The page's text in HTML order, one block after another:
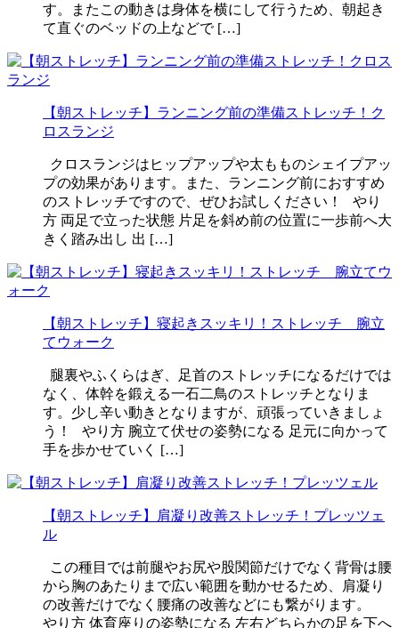
す。またこの動きは身体を横にして行うため、朝起き
て直ぐのベッドの上などで […]
【朝ストレッチ】ランニング前の準備ストレッチ！ク
ロスランジ
クロスランジはヒップアップや太もものシェイプアッ
プの効果があります。また、ランニング前におすすめ
のストレッチですので、ぜひお試しください！ やり
方 両足で立った状態 片足を斜め前の位置に一歩前へ大
きく踏み出し 出 […]
【朝ストレッチ】寝起きスッキリ！ストレッチ 腕立
てウォーク
腿裏やふくらはぎ、足首のストレッチになるだけでは
なく、体幹を鍛える一石二鳥のストレッチとなりま
す。少し辛い動きとなりますが、頑張っていきましょ
う！ やり方 腕立て伏せの姿勢になる 足元に向かって
手を歩かせていく […]
【朝ストレッチ】肩凝り改善ストレッチ！プレッツェ
ル
この種目では前腿やお尻や股関節だけでなく背骨は腰
から胸のあたりまで広い範囲を動かせるため、肩凝り
の改善だけでなく腰痛の改善などにも繋がります。
やり方 体育座りの姿勢になる 左右どちらかの足を下へ